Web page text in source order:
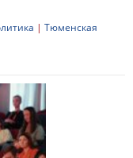
| Тюменская